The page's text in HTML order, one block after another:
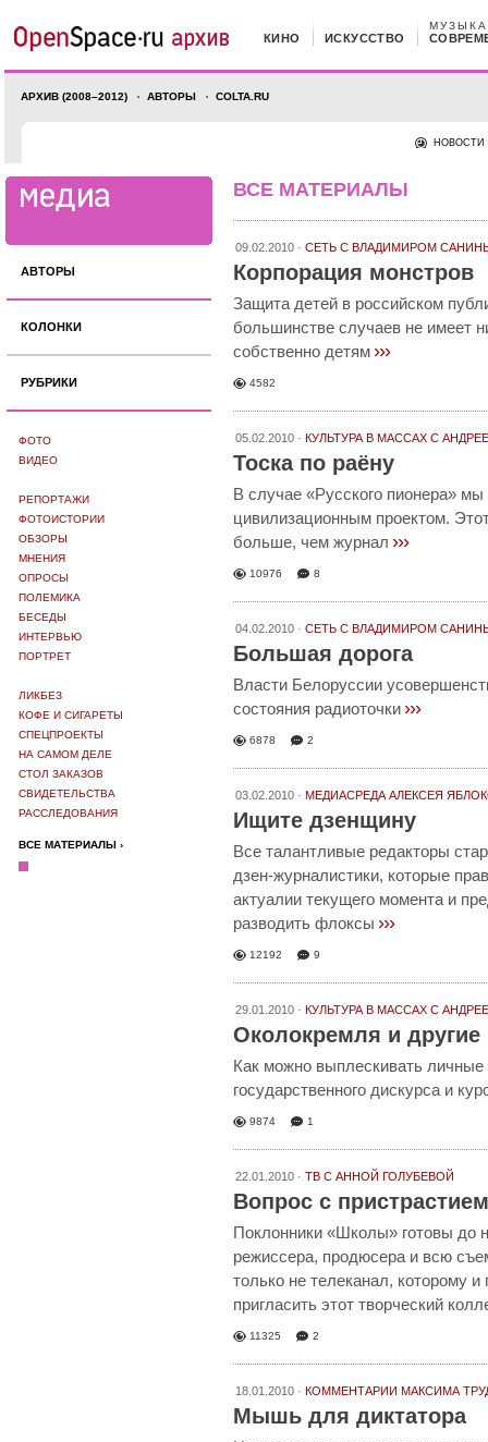
КИНО ИСКУССТВО
МУЗЫКА
АРХИВ (2008–2012) АВТОРЫ COLTA.RU
НОВОСТИ
АВТОРЫ
КОЛОНКИ
РУБРИКИ
ФОТО
ВИДЕО
РЕПОРТАЖИ
ФОТОИСТОРИИ
ОБЗОРЫ
МНЕНИЯ
ОПРОСЫ
ПОЛЕМИКА
БЕСЕДЫ
ИНТЕРВЬЮ
ПОРТРЕТ
ЛИКБЕЗ
КОФЕ И СИГАРЕТЫ
СПЕЦПРОЕКТЫ
НА САМОМ ДЕЛЕ
СТОЛ ЗАКАЗОВ
СВИДЕТЕЛЬСТВА
РАССЛЕДОВАНИЯ
ВСЕ МАТЕРИАЛЫ ›
ВСЕ МАТЕРИАЛЫ
09.02.2010 · СЕТЬ С ВЛАДИМИРОМ
Корпорация монстров
Защита детей в российском
большинстве случаев не имеет
собственно детям ›››
4582
05.02.2010 · КУЛЬТУРА В МАССАХ С
Тоска по раёну
В случае «Русского пионера»
цивилизационным проектом.
больше, чем журнал ›››
10976 8
04.02.2010 · СЕТЬ С ВЛАДИМИРОМ
Большая дорога
Власти Белоруссии
состояния радиоточки ›››
6878 2
03.02.2010 · МЕДИАСРЕДА АЛЕКСЕЯ
Ищите дзенщину
Все талантливые редакторы
дзен-журналистики, которые
актуалии текущего момента и
разводить флоксы ›››
12192 9
29.01.2010 · КУЛЬТУРА В МАССАХ С
Околокремля и другие
Как можно выплескивать
государственного дискурса и
9874 1
22.01.2010 · ТВ С АННОЙ ГОЛУБЕВОЙ
Вопрос с пристрастием
Поклонники «Школы» готовы до
режиссера, продюсера и всю
только не телеканал, которому
пригласить этот творческий
11325 2
18.01.2010 · КОММЕНТАРИИ МАКСИМА
Мышь для диктатора